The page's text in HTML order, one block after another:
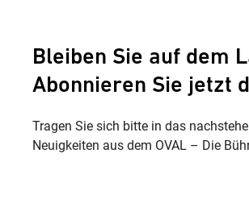
Bleiben Sie auf dem
Abonnieren Sie jetzt
Tragen Sie sich bitte in das
Neuigkeiten aus dem OVAL – Die